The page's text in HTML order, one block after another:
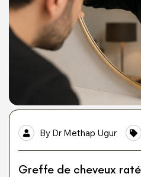
By Dr Methap Ugur
Greffe de cheveux